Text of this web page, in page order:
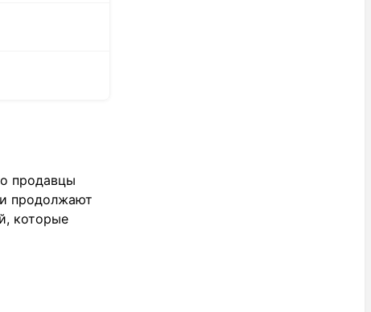
продавцы
продолжают
которые